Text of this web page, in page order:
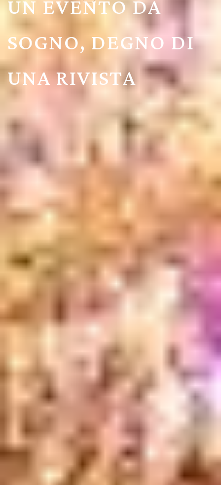
UN EVENTO DA
SOGNO, DEGNO DI
UNA RIVISTA